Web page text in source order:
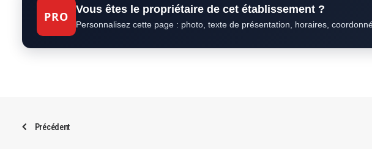
PRO
Vous êtes le propriétaire de cet établissement ?
Personnalisez cette page : photo, texte de présentation, horaires,
Précédent